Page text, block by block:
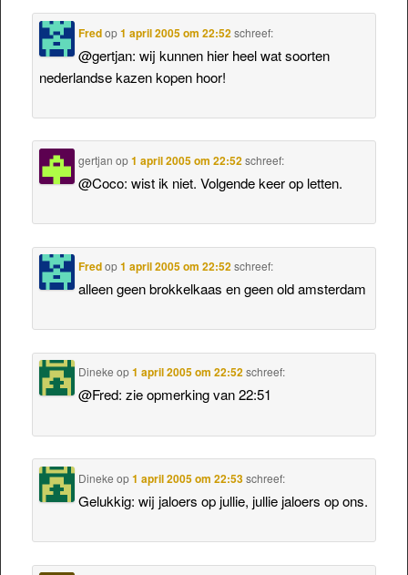
Fredop1 april 2005 om 22:52 schreef:
@gertjan: wij kunnen hier heel wat soorten
nederlandse kazen kopen hoor!
gertjan op1 april 2005 om 22:52 schreef:
@Coco: wist ik niet. Volgende keer op letten.
Fredop1 april 2005 om 22:52 schreef:
alleen geen brokkelkaas en geen old amsterdam
Dineke op1 april 2005 om 22:52 schreef:
@Fred: zie opmerking van 22:51
Dineke op1 april 2005 om 22:53 schreef:
Gelukkig: wij jaloers op jullie, jullie jaloers op ons.